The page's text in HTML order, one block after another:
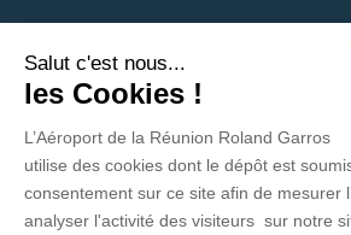
Salut c'est nous...
les Cookies !
L’Aéroport de la Réunion Roland Garros
utilise des cookies dont le dépôt est
consentement sur ce site afin de mesurer
analyser l'activité des visiteurs sur notre
Besoin d'aide ?
Politique de protection des données
Mentions légales